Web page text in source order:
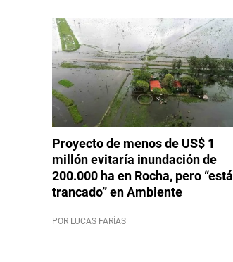
Proyecto de menos de US$ 1
millón evitaría inundación de
200.000 ha en Rocha, pero “está
trancado” en Ambiente
POR LUCAS FARÍAS